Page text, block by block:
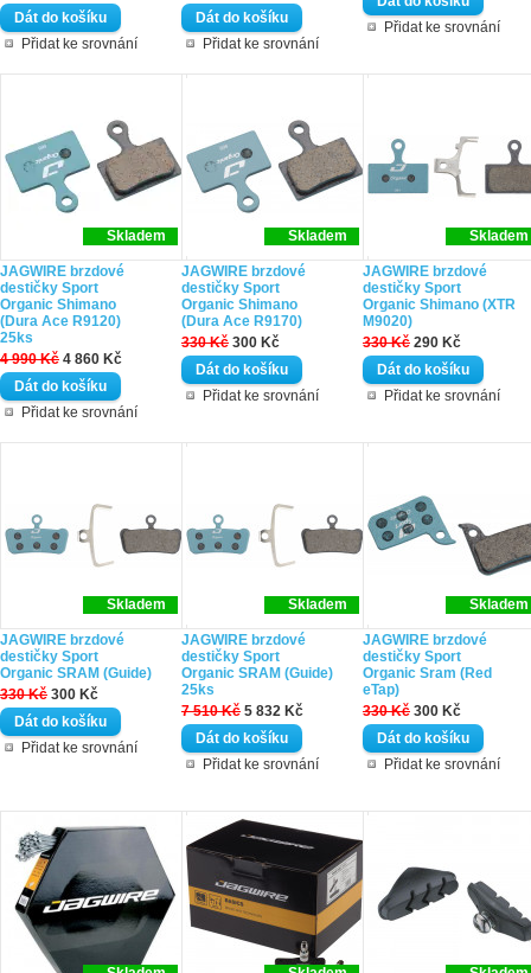
Přidat ke srovnání Přidat ke srovnání
Přidat ke srovnání
Skladem
JAGWIRE brzdové
destičky Sport
Organic Shimano
(Dura Ace R9120)
25ks
4 990 Kč 4 860 Kč
Přidat ke srovnání
Skladem
JAGWIRE brzdové
destičky Sport
Organic Shimano
(Dura Ace R9170)
330 Kč 300 Kč
Přidat ke srovnání
Skladem
JAGWIRE brzdové
destičky Sport
Organic Shimano (XTR
M9020)
330 Kč 290 Kč
Přidat ke srovnání
Skladem
JAGWIRE brzdové
destičky Sport
Organic SRAM (Guide)
330 Kč 300 Kč
Přidat ke srovnání
Skladem
JAGWIRE brzdové
destičky Sport
Organic SRAM (Guide)
25ks
7 510 Kč 5 832 Kč
Přidat ke srovnání
Skladem
JAGWIRE brzdové
destičky Sport
Organic Sram (Red
eTap)
330 Kč 300 Kč
Přidat ke srovnání